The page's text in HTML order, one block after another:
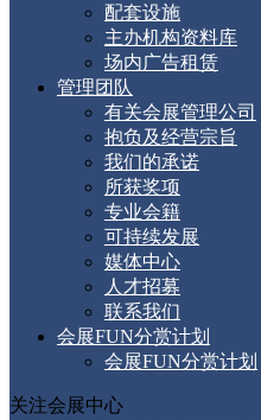
配套设施
主办机构资料库
场内广告租赁
管理团队
有关会展管理公司
抱负及经营宗旨
我们的承诺
所获奖项
专业会籍
可持续发展
媒体中心
人才招募
联系我们
会展FUN分赏计划
会展FUN分赏计划
关注会展中心